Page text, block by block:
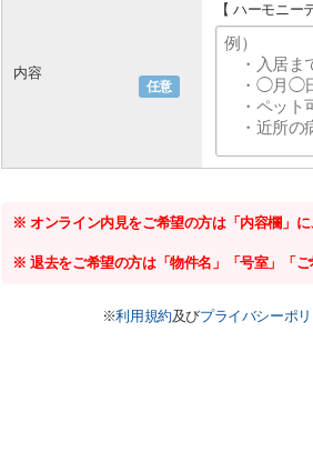
任意
内容
【 ハーモニー
※ オンライン内見をご希望の方は「内容欄」
※ 退去をご希望の方は「物件名」「号室」「
※利用規約及びプライバシーポ